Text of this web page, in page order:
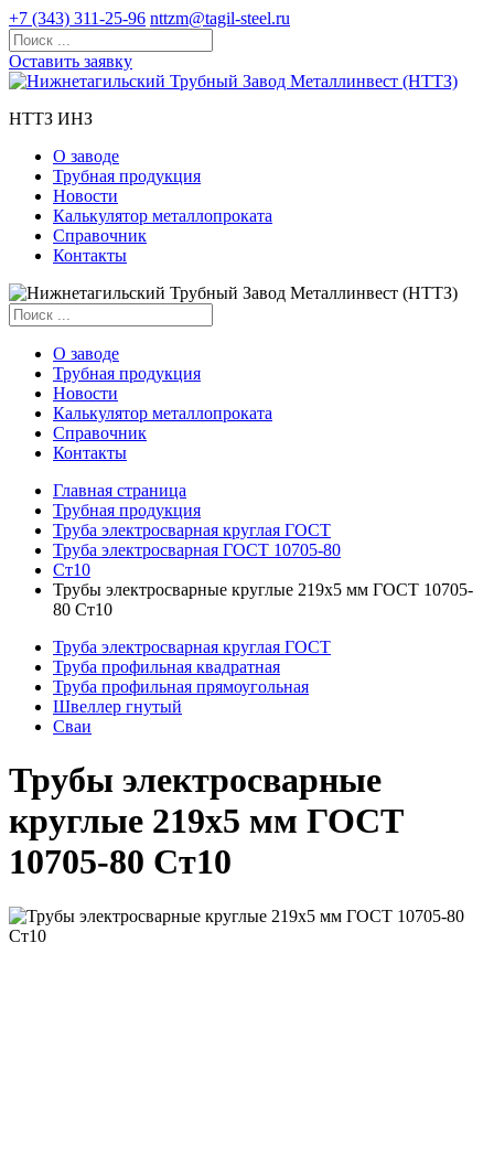
+7 (343) 311-25-96 nttzm@tagil-steel.ru
Оставить заявку
НТТЗ ИНЗ
О заводе
Трубная продукция
Новости
Калькулятор металлопроката
Справочник
Контакты
О заводе
Трубная продукция
Новости
Калькулятор металлопроката
Справочник
Контакты
Главная страница
Трубная продукция
Труба электросварная круглая ГОСТ
Труба электросварная ГОСТ 10705-80
Ст10
Трубы электросварные круглые 219x5 мм ГОСТ 10705-
80 Ст10
Труба электросварная круглая ГОСТ
Труба профильная квадратная
Труба профильная прямоугольная
Швеллер гнутый
Сваи
Трубы электросварные
круглые 219x5 мм ГОСТ
10705-80 Ст10